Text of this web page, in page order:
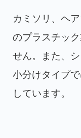
カミソリ、ヘ
のプラスチッ
せん。また、
小分けタイプ
しています。